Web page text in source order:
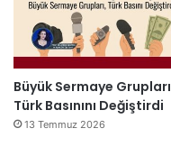
Büyük Sermaye Grupları
Türk Basınını Değiştirdi
13 Temmuz 2026